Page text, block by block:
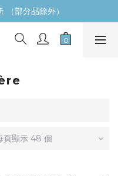
部分品除外）
頁顯示 48 個